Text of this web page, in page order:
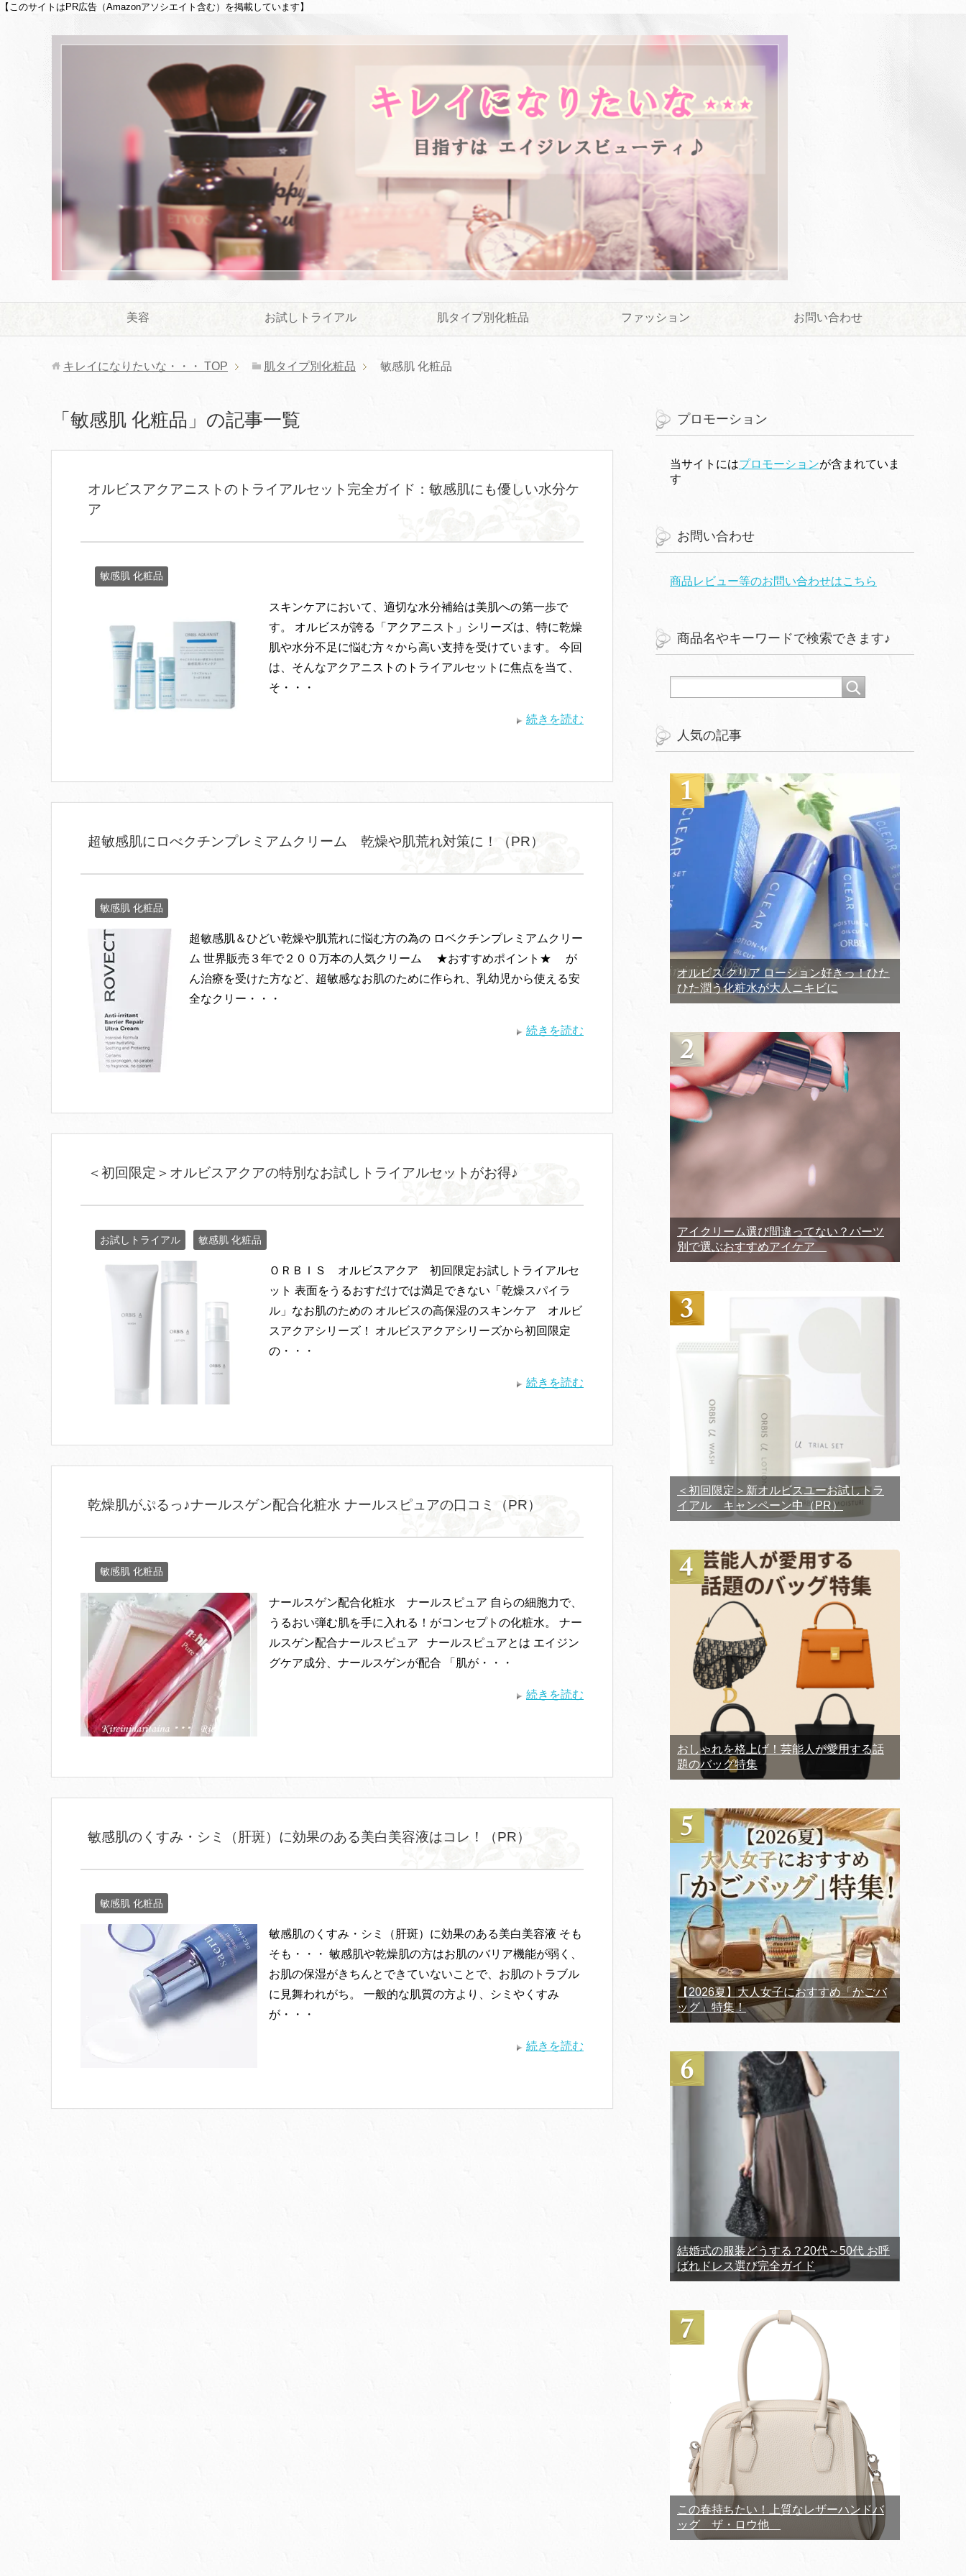
【このサイトはPR広告（Amazonアソシエイト含む）を掲載しています】
美容 お試しトライアル 肌タイプ別化粧品 ファッション お問い合わせ
キレイになりたいな・・・ TOP 肌タイプ別化粧品 敏感肌 化粧品
「敏感肌 化粧品」の記事一覧
オルビスアクアニストのトライアルセット完全ガイド：敏感肌にも優しい水分ケ
ア
敏感肌 化粧品
スキンケアにおいて、適切な水分補給は美肌への第一歩で
す。 オルビスが誇る「アクアニスト」シリーズは、特に乾燥
肌や水分不足に悩む方々から高い支持を受けています。 今回
は、そんなアクアニストのトライアルセットに焦点を当て、
そ・・・
続きを読む
超敏感肌にロべクチンプレミアムクリーム 乾燥や肌荒れ対策に！（PR）
敏感肌 化粧品
超敏感肌＆ひどい乾燥や肌荒れに悩む方の為の ロベクチンプレミアムクリー
ム 世界販売３年で２００万本の人気クリーム ★おすすめポイント★ が
ん治療を受けた方など、超敏感なお肌のために作られ、乳幼児から使える安
全なクリー・・・
続きを読む
＜初回限定＞オルビスアクアの特別なお試しトライアルセットがお得♪
お試しトライアル 敏感肌 化粧品
ＯＲＢＩＳ オルビスアクア 初回限定お試しトライアルセ
ット 表面をうるおすだけでは満足できない「乾燥スパイラ
ル」なお肌のための オルビスの高保湿のスキンケア オルビ
スアクアシリーズ！ オルビスアクアシリーズから初回限定
の・・・
続きを読む
乾燥肌がぷるっ♪ナールスゲン配合化粧水 ナールスピュアの口コミ（PR）
敏感肌 化粧品
ナールスゲン配合化粧水 ナールスピュア 自らの細胞力で、
うるおい弾む肌を手に入れる！がコンセプトの化粧水。 ナー
ルスゲン配合ナールスピュア ナールスピュアとは エイジン
グケア成分、ナールスゲンが配合 「肌が・・・
続きを読む
敏感肌のくすみ・シミ（肝斑）に効果のある美白美容液はコレ！（PR）
敏感肌 化粧品
敏感肌のくすみ・シミ（肝斑）に効果のある美白美容液 そも
そも・・・ 敏感肌や乾燥肌の方はお肌のバリア機能が弱く、
お肌の保湿がきちんとできていないことで、お肌のトラブル
に見舞われがち。 一般的な肌質の方より、シミやくすみ
が・・・
続きを読む
プロモーション
当サイトにはプロモーションが含まれていま
す
お問い合わせ
商品レビュー等のお問い合わせはこちら
商品名やキーワードで検索できます♪
人気の記事
オルビス クリア ローション好きっ！ひた
ひた潤う化粧水が大人ニキビに
アイクリーム選び間違ってない？パーツ
別で選ぶおすすめアイケア
＜初回限定＞新オルビスユーお試しトラ
イアル キャンペーン中（PR）
おしゃれを格上げ！芸能人が愛用する話
題のバッグ特集
【2026夏】大人女子におすすめ「かごバ
ッグ」特集！
結婚式の服装どうする？20代～50代 お呼
ばれドレス選び完全ガイド
この春持ちたい！上質なレザーハンドバ
ッグ ザ・ロウ他